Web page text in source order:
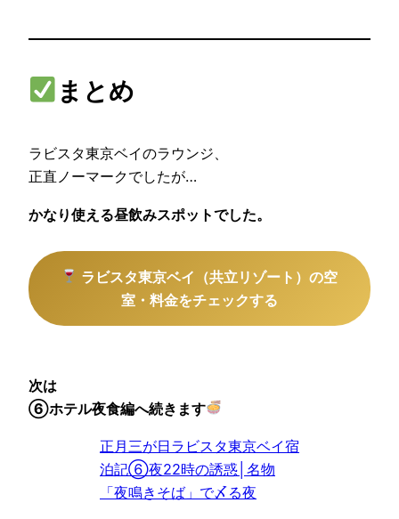
まとめ
ラビスタ東京ベイのラウンジ、
正直ノーマークでしたが…
かなり使える昼飲みスポットでした。
ラビスタ東京ベイ（共立リゾート）の空
室・料金をチェックする
次は
⑥ホテル夜食編へ続きます
正月三が日ラビスタ東京ベイ宿
泊記⑥夜22時の誘惑│名物
「夜鳴きそば」で〆る夜